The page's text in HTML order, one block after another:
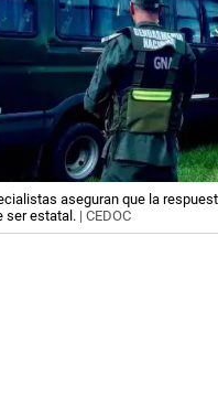
aseguran que la
ser estatal. | CEDOC